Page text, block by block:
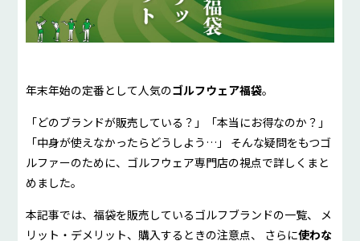
年末年始の定番として人気のゴルフウェア福袋。
「どのブランドが販売している？」「本当にお得なのか？」
「中身が使えなかったらどうしよう…」 そんな疑問をもつゴ
ルファーのために、ゴルフウェア専門店の視点で詳しくまと
めました。
本記事では、福袋を販売しているゴルフブランドの一覧、 メ
リット・デメリット、購入するときの注意点、 さらに使わな